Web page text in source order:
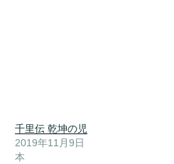
千里伝 乾坤の児
2019年11月9日
本